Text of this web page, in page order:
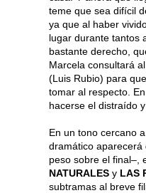
teme que sea difícil
ya que al haber
lugar durante tantos
bastante derecho,
Marcela consultará
(Luis Rubio) para
tomar al respecto.
hacerse el distraído
En un tono cercano
dramático
peso sobre el final–,
NATURALES y LAS
subtramas al breve